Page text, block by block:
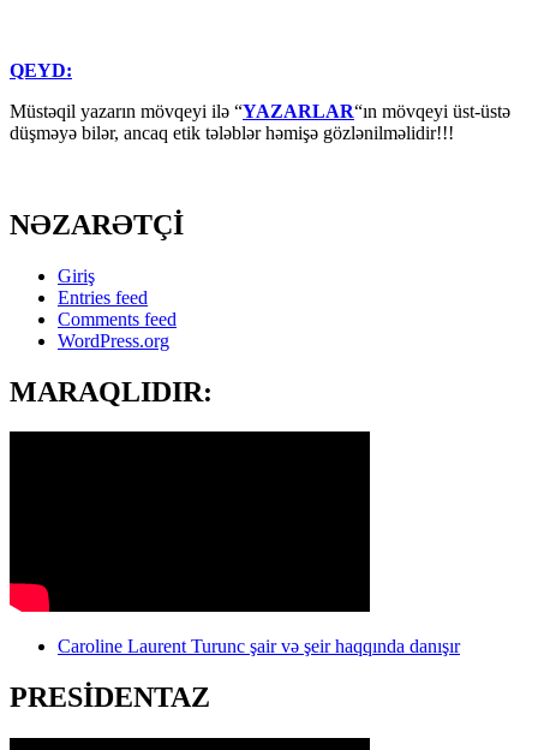
QEYD:
Müstəqil yazarın mövqeyi ilə “YAZARLAR“ın mövqeyi üst-üstə
düşməyə bilər, ancaq etik tələblər həmişə gözlənilməlidir!!!
NƏZARƏTÇİ
Giriş
Entries feed
Comments feed
WordPress.org
MARAQLIDIR:
Caroline Laurent Turunc şair və şeir haqqında danışır
PRESİDENTAZ